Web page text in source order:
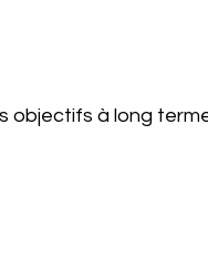
objectifs à long